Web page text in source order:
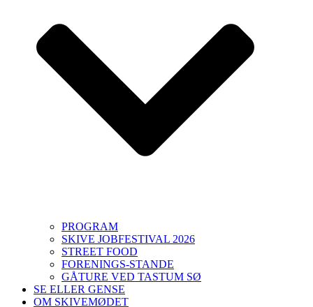
PROGRAM
SKIVE JOBFESTIVAL 2026
STREET FOOD
FORENINGS-STANDE
GÅTURE VED TASTUM SØ
SE ELLER GENSE
OM SKIVEMØDET